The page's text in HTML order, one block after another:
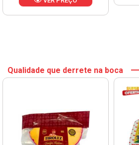
Qualidade que derrete na boca